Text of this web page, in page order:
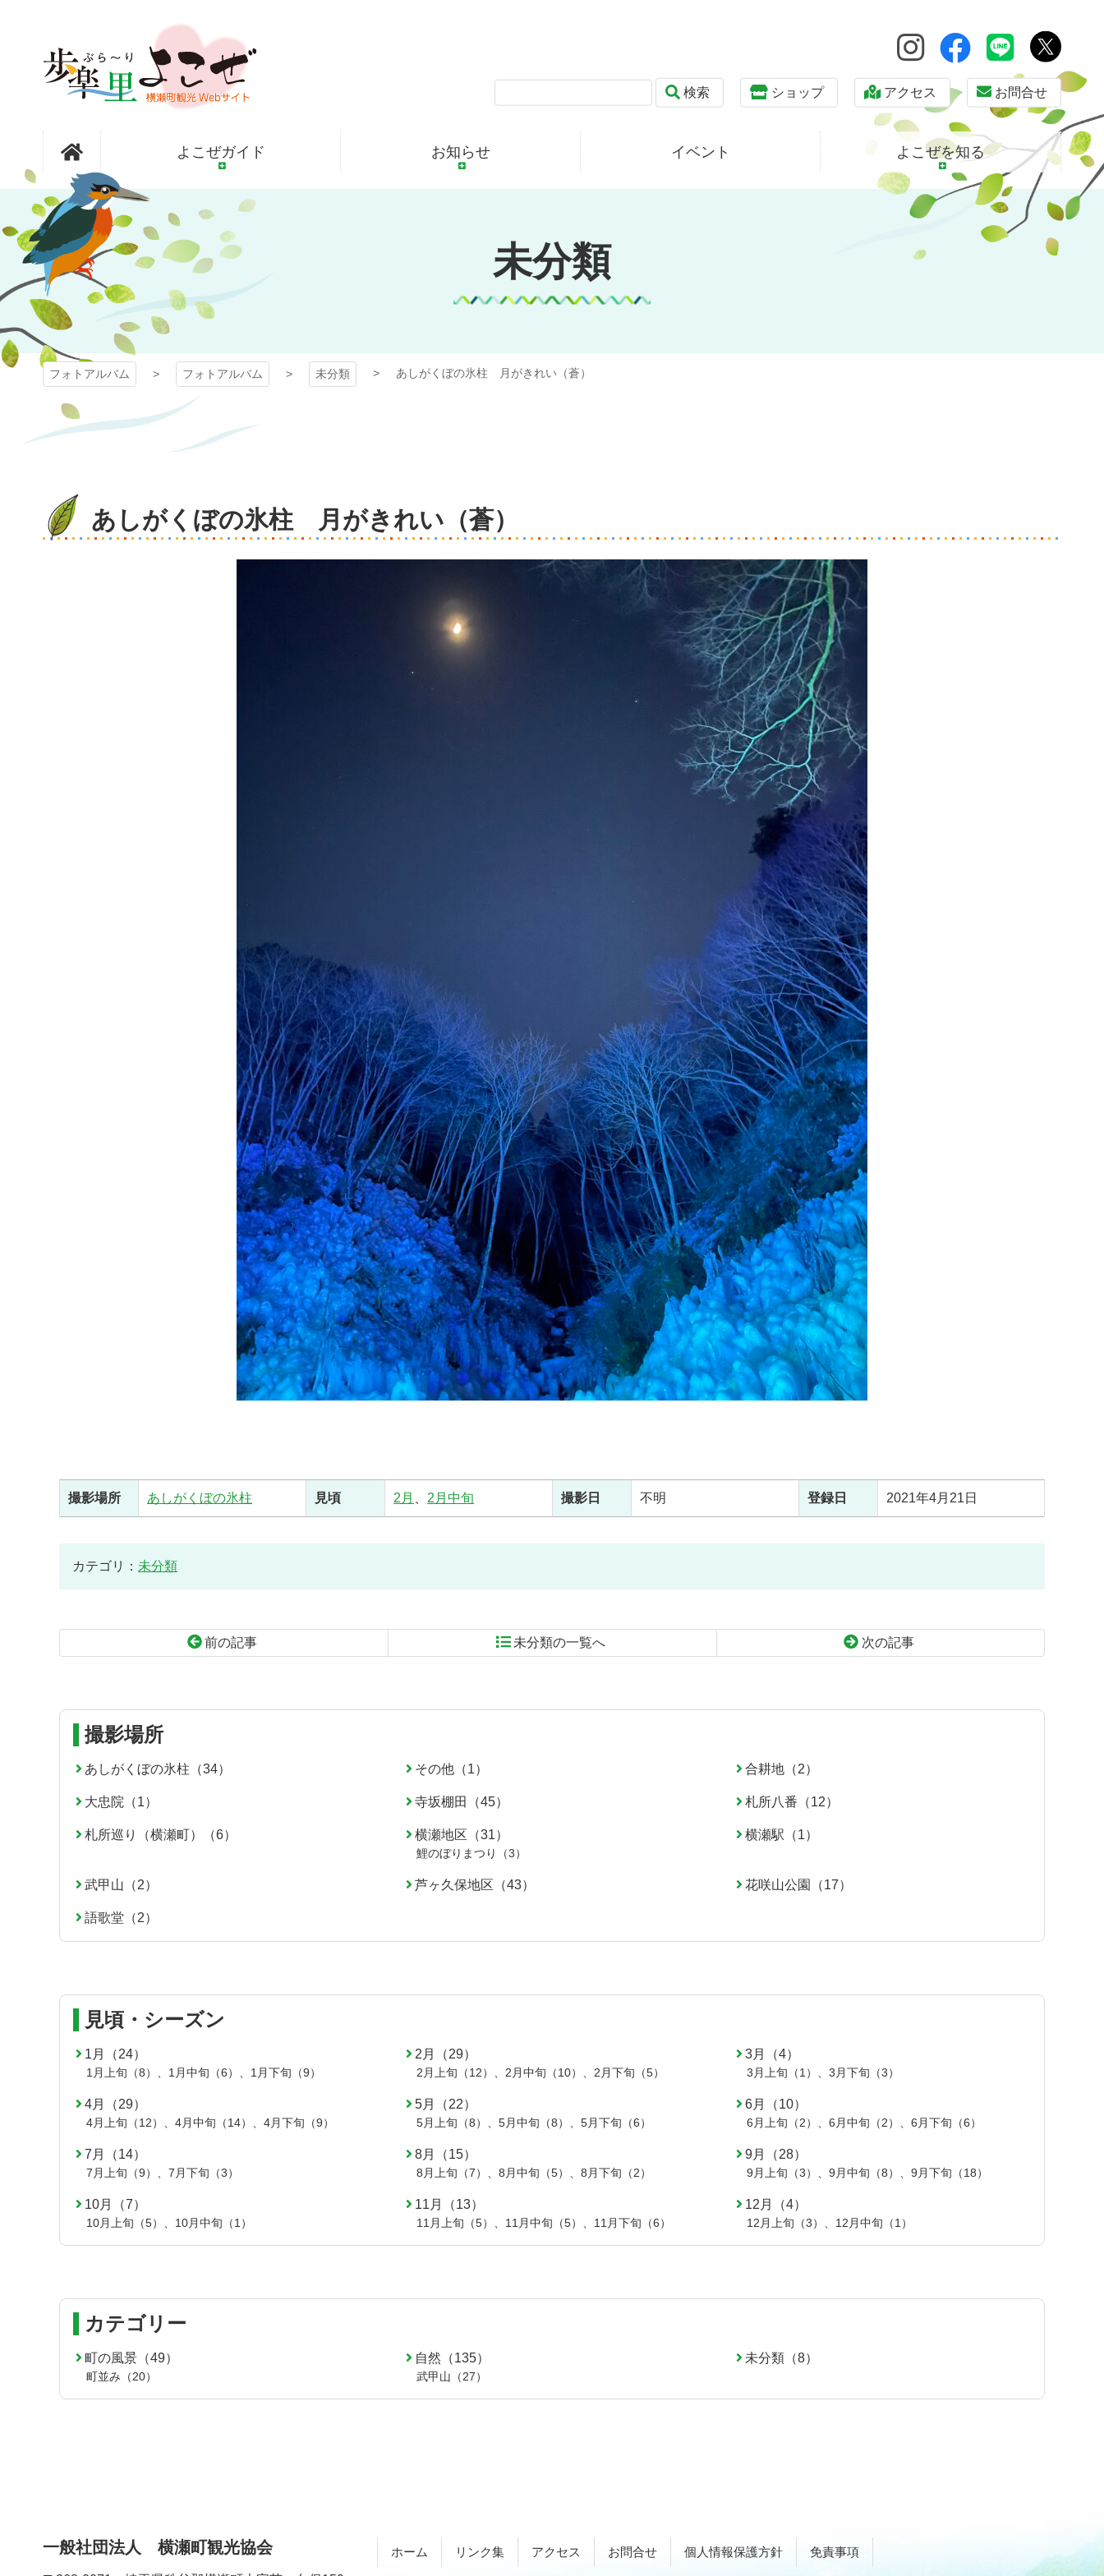
キ
プ
フォトアル
バム
検索 ショップ アクセス お問合せ
よこぜガイド お知らせ イベント よこぜを知る
未分類
フォトアルバム フォトアルバム 未分類 あしがくぼの氷柱 月がきれい（蒼）
あしがくぼの氷柱 月がきれい（蒼）
撮影場所 あしがくぼの氷柱 見頃 2月 2月中旬 撮影日 不明 登録日 2021年4月21日
カテゴリ： 未分類
前の記事 未分類の一覧へ
次の記事
撮影場所
あしがくぼの氷柱（34） その他（1） 合耕地（2）
大忠院（1） 寺坂棚田（45） 札所八番（12）
札所巡り（横瀬町）（6） 横瀬地区（31）
鯉のぼりまつり（3）
横瀬駅（1）
武甲山（2） 芦ヶ久保地区（43） 花咲山公園（17）
語歌堂（2）
見頃・シーズン
1月（24）
1月上旬（8） 、 1月中旬（6） 、 1月下旬（9）
2月（29）
2月上旬（12） 、 2月中旬（10） 、 2月下旬（5）
3月（4）
3月上旬（1） 、 3月下旬（3）
4月（29）
4月上旬（12） 、 4月中旬（14） 、 4月下旬（9）
5月（22）
5月上旬（8） 、 5月中旬（8） 、 5月下旬（6）
6月（10）
6月上旬（2） 、 6月中旬（2） 、 6月下旬（6）
7月（14）
7月上旬（9） 、 7月下旬（3）
8月（15）
8月上旬（7） 、 8月中旬（5） 、 8月下旬（2）
9月（28）
9月上旬（3） 、 9月中旬（8） 、 9月下旬（18）
10月（7）
10月上旬（5） 、 10月中旬（1）
11月（13）
11月上旬（5） 、 11月中旬（5） 、 11月下旬（6）
12月（4）
12月上旬（3） 、 12月中旬（1）
カテゴリー
町の風景（49）
町並み（20）
自然（135）
武甲山（27）
未分類（8）
一般社団法人 横瀬町観光協会 ホーム リンク集 アクセス お問合せ 個人情報保護方針 免責事項